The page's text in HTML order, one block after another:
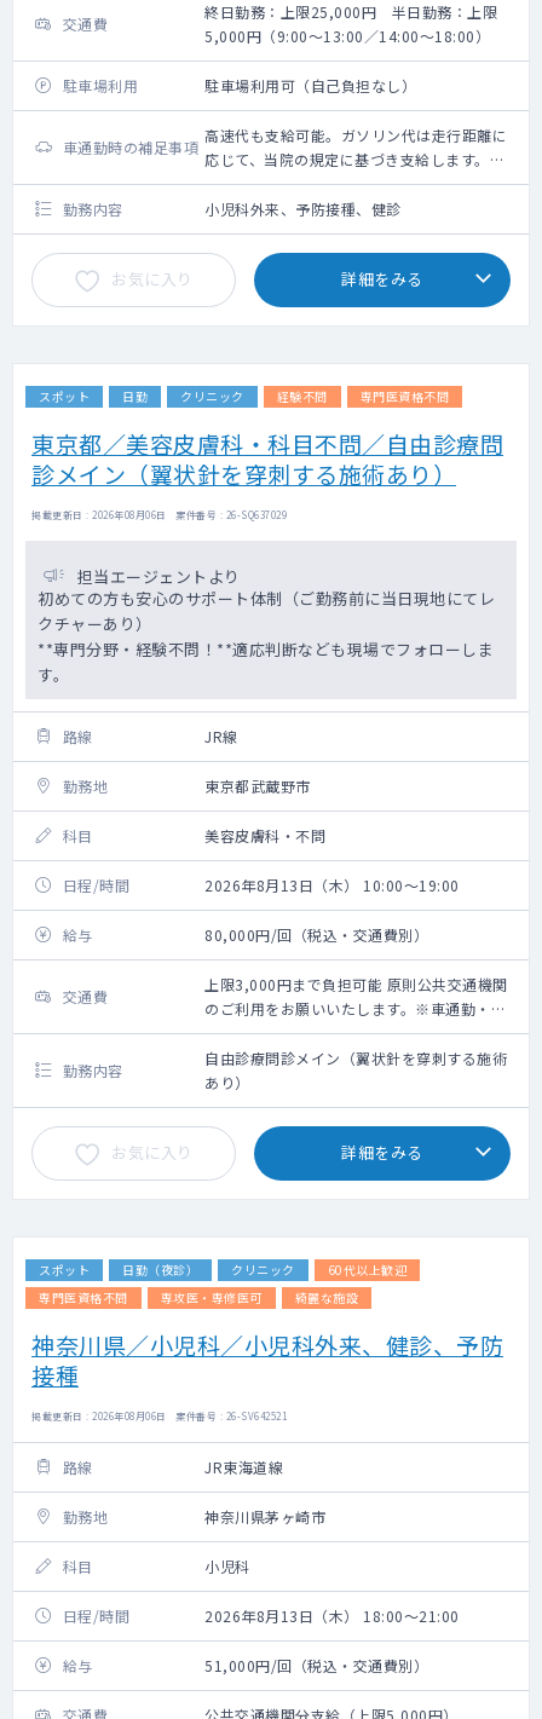
交通費
終日勤務：上限25,000円 半日勤務：上限
5,000円（9:00～13:00／14:00～18:00）
駐車場利用 駐車場利用可（自己負担なし）
車通勤時の補足事項
高速代も支給可能。ガソリン代は走行距離に
応じて、当院の規定に基づき支給します。終
日勤務の場合の新幹線・航空機利用時は交通
費を支給します（支給要件：片道２時間以上
または直線距離150km以上）
勤務内容 小児科外来、予防接種、健診
お気に入り 詳細をみる
スポット 日勤 クリニック 経験不問 専門医資格不問
東京都／美容皮膚科・科目不問／自由診療問
診メイン（翼状針を穿刺する施術あり）
掲載更新日 : 2026年08月06日 案件番号 : 26-SQ637029
担当エージェントより
初めての方も安心のサポート体制（ご勤務前に当日現地にてレ
クチャーあり）
**専門分野・経験不問！**適応判断なども現場でフォローしま
す。
路線 JR線
勤務地 東京都武蔵野市
科目 美容皮膚科・不問
日程/時間 2026年8月13日（木） 10:00～19:00
給与 80,000円/回（税込・交通費別）
交通費
上限3,000円まで負担可能 原則公共交通機関
のご利用をお願いいたします。※車通勤・タ
クシー利用要相談
勤務内容
自由診療問診メイン（翼状針を穿刺する施術
あり）
お気に入り 詳細をみる
スポット 日勤（夜診） クリニック
60代以上歓迎
専門医資格不問
専攻医・専修医可 綺麗な施設
神奈川県／小児科／小児科外来、健診、予防
接種
掲載更新日 : 2026年08月06日 案件番号 : 26-SV642521
路線 JR東海道線
勤務地 神奈川県茅ヶ崎市
科目 小児科
日程/時間 2026年8月13日（木） 18:00～21:00
給与 51,000円/回（税込・交通費別）
交通費 公共交通機関分支給（上限5,000円）